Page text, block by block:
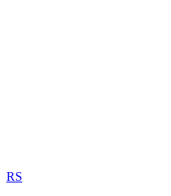
RS